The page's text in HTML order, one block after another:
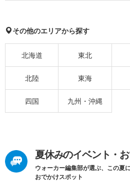
その他のエリアから探す
北海道 東北
北陸 東海
四国 九州・沖縄
夏休みのイベント・
ウォーカー編集部が選ぶ、この夏
おでかけスポット